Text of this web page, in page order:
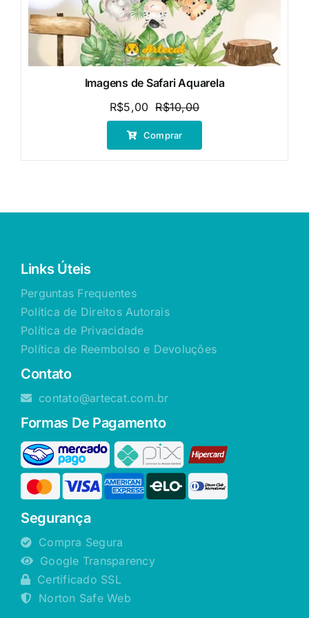
Imagens de Safari Aquarela
R$10,00O
preço
era:
R$5,00
O
preço
é:
Comprar
Links Úteis
Perguntas Frequentes
Política de Direitos Autorais
Política de Privacidade
Política de Reembolso e Devoluções
Contato
contato@artecat.com.br
Formas De Pagamento
Segurança
Compra Segura
Google Transparency
Certificado SSL
Norton Safe Web